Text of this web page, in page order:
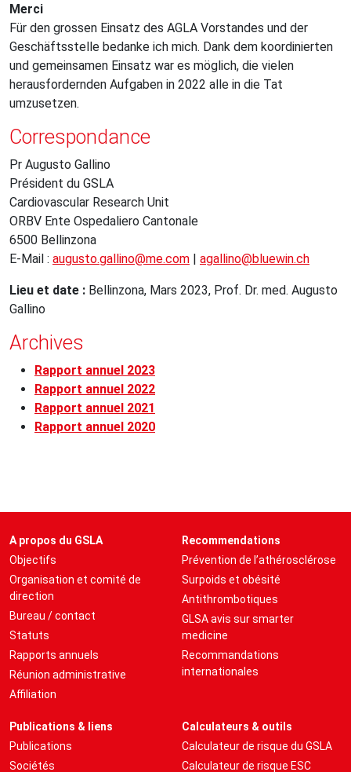
Merci
Für den grossen Einsatz des AGLA Vorstandes und der
Geschäftsstelle bedanke ich mich. Dank dem koordinierten
und gemeinsamen Einsatz war es möglich, die vielen
herausfordernden Aufgaben in 2022 alle in die Tat
umzusetzen.
Correspondance
Pr Augusto Gallino
Président du GSLA
Cardiovascular Research Unit
ORBV Ente Ospedaliero Cantonale
6500 Bellinzona
E-Mail : augusto.gallino@me.com | agallino@bluewin.ch
Lieu et date : Bellinzona, Mars 2023, Prof. Dr. med. Augusto
Gallino
Archives
Rapport annuel 2023
Rapport annuel 2022
Rapport annuel 2021
Rapport annuel 2020
A propos du GSLA
Objectifs
Organisation et comité de
direction
Bureau / contact
Statuts
Rapports annuels
Réunion administrative
Affiliation
Recommendations
Prévention de l’athérosclérose
Surpoids et obésité
Antithrombotiques
GLSA avis sur smarter
medicine
Recommandations
internationales
Publications & liens
Publications
Sociétés
Calculateurs & outils
Calculateur de risque du GSLA
Calculateur de risque ESC